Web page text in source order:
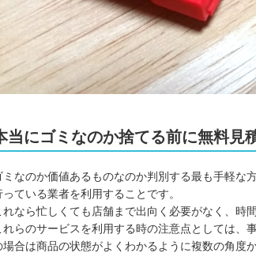
当にゴミなのか捨てる前に無料見
ミなのか価値あるものなのか判別する最も手軽な
っている業者を利用することです。
れなら忙しくても店舗まで出向く必要がなく、時
れらのサービスを利用する時の注意点としては、
場合は商品の状態がよくわかるように複数の角度